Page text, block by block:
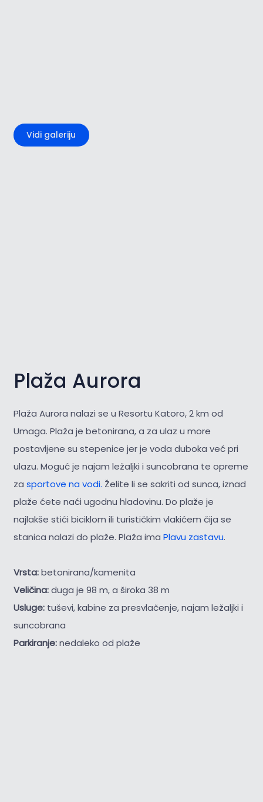
Vidi galeriju
Plaža Aurora
Plaža Aurora nalazi se u Resortu Katoro, 2 km od
Umaga. Plaža je betonirana, a za ulaz u more
postavljene su stepenice jer je voda duboka već pri
ulazu. Moguć je najam ležaljki i suncobrana te opreme
za sportove na vodi. Želite li se sakriti od sunca, iznad
plaže ćete naći ugodnu hladovinu. Do plaže je
najlakše stići biciklom ili turističkim vlakićem čija se
stanica nalazi do plaže. Plaža ima Plavu zastavu.
Vrsta:betonirana/kamenita
Veličina:duga je 98 m, a široka 38 m
Usluge: tuševi, kabine za presvlačenje, najam ležaljki i
suncobrana
Parkiranje:nedaleko od plaže